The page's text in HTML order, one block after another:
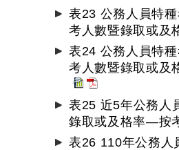
表23 公務人員特種
考人數暨錄取或及
表24 公務人員特種
考人數暨錄取或及
表25 近5年公務人
錄取或及格率—按
表26 110年公務人